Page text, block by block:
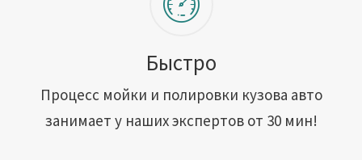
Быстро
Процесс мойки и полировки кузова авто
занимает у наших экспертов от 30 мин!